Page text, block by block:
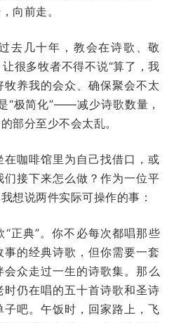
向前走。
去几十年，教会在诗歌、敬
很多牧者不得不说“算了，我
养我的会众、确保聚会不太
“极简化”——减少诗歌数量，
部分至少不会太乱。
咖啡馆里为自己找借口，或
接下来怎么做？作为一位平
想说两件实际可操作的事：
正典”。你不必每次都唱那些
的经典诗歌，但你需要一套
会众走过一生的诗歌集。那么
仍在唱的五十首诗歌和圣诗
吧。午饭时，回家路上，飞